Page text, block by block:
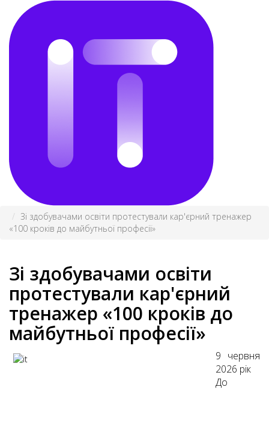
Зі здобувачами освіти протестували кар'єрний тренажер
«100 кроків до майбутньої професії»
Зі здобувачами освіти
протестували кар'єрний
тренажер «100 кроків до
майбутньої професії»
9 червня
2026 рік
До